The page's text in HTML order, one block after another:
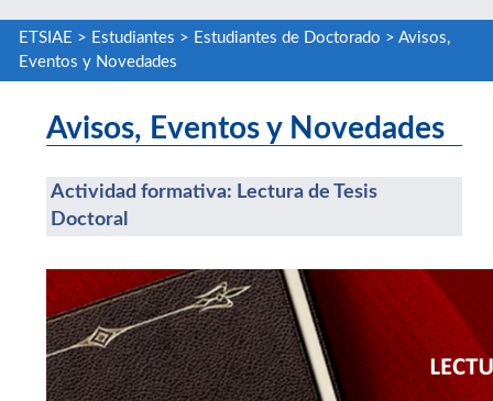
ETSIAE > Estudiantes > Estudiantes de Doctorado > Avisos,
Eventos y Novedades
Avisos, Eventos y Novedades
Actividad formativa: Lectura de Tesis
Doctoral